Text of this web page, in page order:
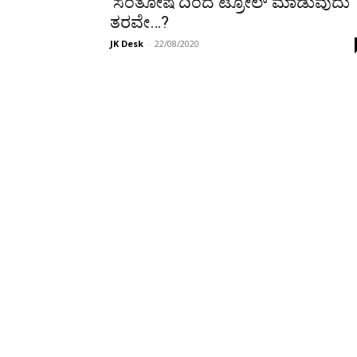
ತರವೇ…?
JK Desk - 22/08/2020